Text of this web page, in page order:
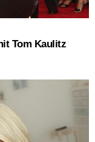
Tom Kaulitz